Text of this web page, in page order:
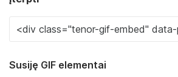
Susiję GIF elementai